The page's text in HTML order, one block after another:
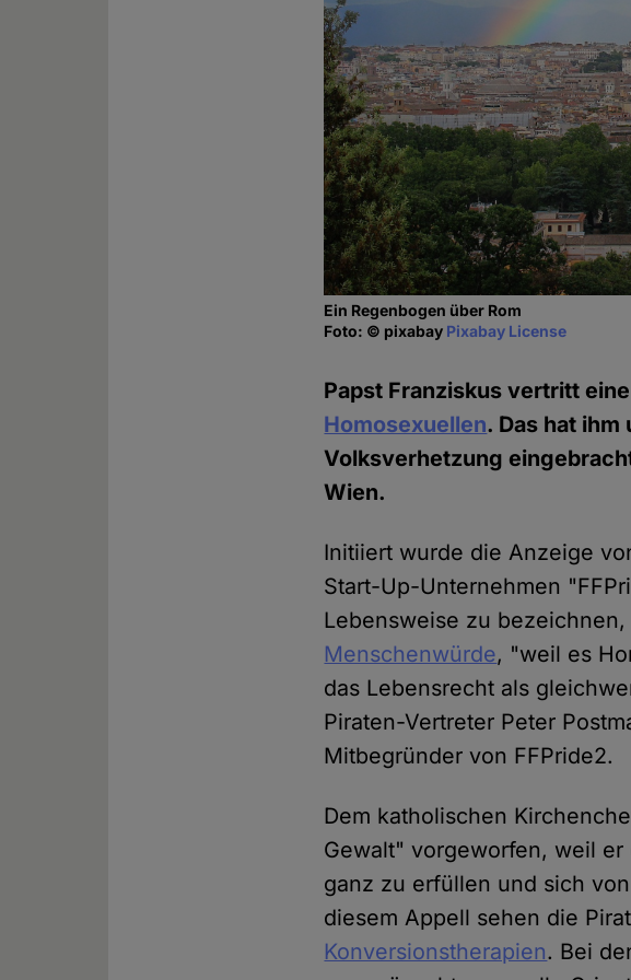
Ein Regenbogen über Rom
Foto: © pixabay Pixabay License
Papst Franziskus vertritt eine
Homosexuellen. Das hat
Volksverhetzung
Wien.
Initiiert wurde die Anzeige
Start-Up-Unternehmen
Lebensweise zu bezeichnen,
Menschenwürde, "weil es
das Lebensrecht als
Piraten-Vertreter Peter
Mitbegründer von FFPride2.
Dem katholischen
Gewalt" vorgeworfen, weil
ganz zu erfüllen und sich
diesem Appell sehen die
Konversionstherapien. Bei